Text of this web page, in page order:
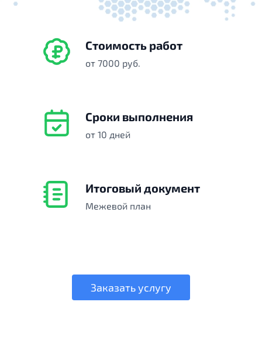
Стоимость работ
от 7000 руб.
Сроки выполнения
от 10 дней
Итоговый документ
Межевой план
Заказать услугу